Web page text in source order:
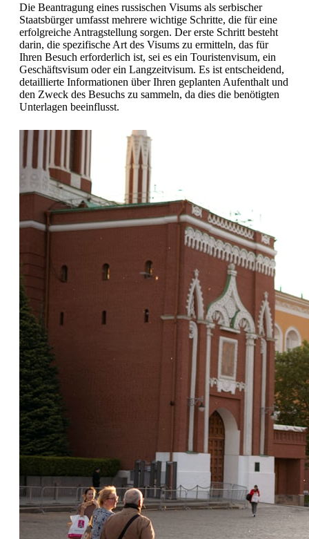
Die Beantragung eines russischen Visums als serbischer
Staatsbürger umfasst mehrere wichtige Schritte, die für eine
erfolgreiche Antragstellung sorgen. Der erste Schritt besteht
darin, die spezifische Art des Visums zu ermitteln, das für
Ihren Besuch erforderlich ist, sei es ein Touristenvisum, ein
Geschäftsvisum oder ein Langzeitvisum. Es ist entscheidend,
detaillierte Informationen über Ihren geplanten Aufenthalt und
den Zweck des Besuchs zu sammeln, da dies die benötigten
Unterlagen beeinflusst.